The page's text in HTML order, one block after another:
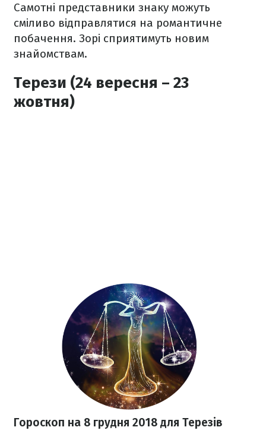
Самотні представники знаку можуть
сміливо відправлятися на романтичне
побачення. Зорі сприятимуть новим
знайомствам.
Терези (24 вересня – 23
жовтня)
Гороскоп на 8 грудня 2018 для Терезів